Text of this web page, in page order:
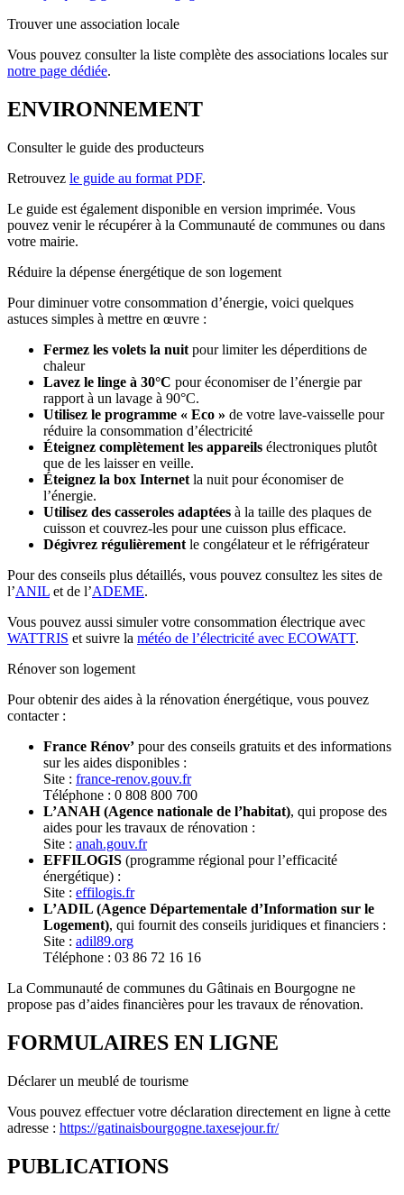
Trouver une association locale
Vous pouvez consulter la liste complète des associations locales sur
notre page dédiée.
ENVIRONNEMENT
Consulter le guide des producteurs
Retrouvez le guide au format PDF.
Le guide est également disponible en version imprimée. Vous
pouvez venir le récupérer à la Communauté de communes ou dans
votre mairie.
Réduire la dépense énergétique de son logement
Pour diminuer votre consommation d’énergie, voici quelques
astuces simples à mettre en œuvre :
Fermez les volets la nuit pour limiter les déperditions de
chaleur
Lavez le linge à 30°C pour économiser de l’énergie par
rapport à un lavage à 90°C.
Utilisez le programme « Eco » de votre lave-vaisselle pour
réduire la consommation d’électricité
Éteignez complètement les appareils électroniques plutôt
que de les laisser en veille.
Éteignez la box Internet la nuit pour économiser de
l’énergie.
Utilisez des casseroles adaptées à la taille des plaques de
cuisson et couvrez-les pour une cuisson plus efficace.
Dégivrez régulièrement le congélateur et le réfrigérateur
Pour des conseils plus détaillés, vous pouvez consultez les sites de
l’ANIL et de l’ADEME.
Vous pouvez aussi simuler votre consommation électrique avec
WATTRIS et suivre la météo de l’électricité avec ECOWATT.
Rénover son logement
Pour obtenir des aides à la rénovation énergétique, vous pouvez
contacter :
France Rénov’ pour des conseils gratuits et des informations
sur les aides disponibles :
Site : france-renov.gouv.fr
Téléphone : 0 808 800 700
L’ANAH (Agence nationale de l’habitat), qui propose des
aides pour les travaux de rénovation :
Site : anah.gouv.fr
EFFILOGIS (programme régional pour l’efficacité
énergétique) :
Site : effilogis.fr
L’ADIL (Agence Départementale d’Information sur le
Logement), qui fournit des conseils juridiques et financiers :
Site : adil89.org
Téléphone : 03 86 72 16 16
La Communauté de communes du Gâtinais en Bourgogne ne
propose pas d’aides financières pour les travaux de rénovation.
FORMULAIRES EN LIGNE
Déclarer un meublé de tourisme
Vous pouvez effectuer votre déclaration directement en ligne à cette
adresse : https://gatinaisbourgogne.taxesejour.fr/
PUBLICATIONS